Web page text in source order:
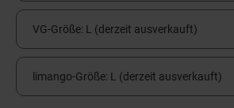
VG-Größe: L (derzeit ausverkauft)
limango-Größe: L (derzeit ausverkauft)